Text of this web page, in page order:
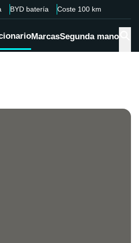
BYD batería Coste 100 km
MarcasSegunda mano